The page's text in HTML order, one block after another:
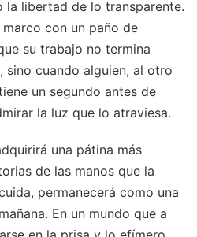
libertad de lo transparente.
con un paño de
su trabajo no termina
sino cuando alguien, al otro
un segundo antes de
la luz que lo atraviesa.
una pátina más
de las manos que la
permanecerá como una
En un mundo que a